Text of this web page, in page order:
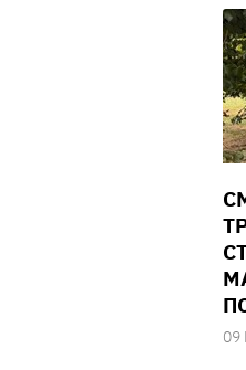
09